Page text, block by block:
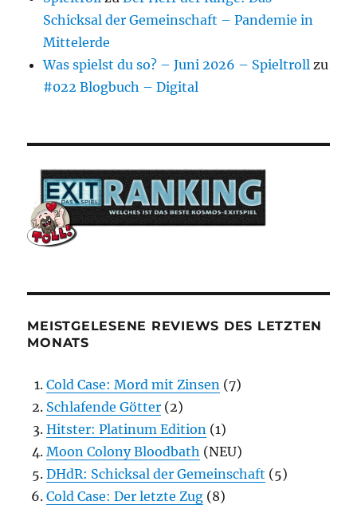
Schicksal der Gemeinschaft – Pandemie in
Mittelerde
Was spielst du so? – Juni 2026 – Spieltroll zu
#022 Blogbuch – Digital
MEISTGELESENE REVIEWS DES LETZTEN
MONATS
Cold Case: Mord mit Zinsen (7)
Schlafende Götter (2)
Hitster: Platinum Edition (1)
Moon Colony Bloodbath (NEU)
DHdR: Schicksal der Gemeinschaft (5)
Cold Case: Der letzte Zug (8)